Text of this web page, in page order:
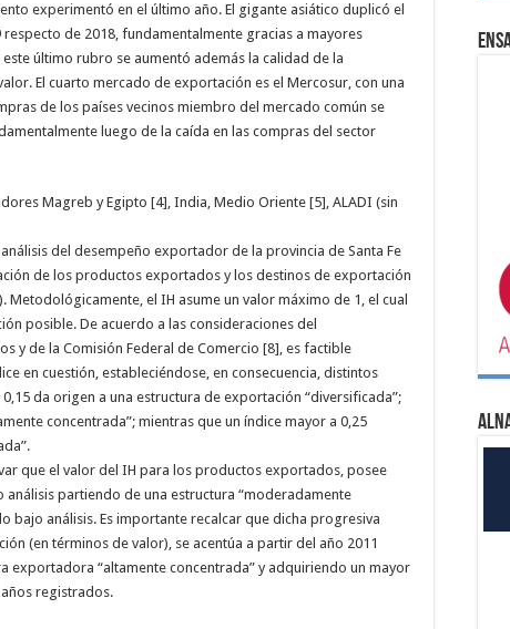
experimentó en el último año. El gigante asiático duplicó el
de 2018, fundamentalmente gracias a mayores
último rubro se aumentó además la calidad de la
El cuarto mercado de exportación es el Mercosur, con una
de los países vecinos miembro del mercado común se
luego de la caída en las compras del sector
Magreb y Egipto [4], India, Medio Oriente [5], ALADI (sin
del desempeño exportador de la provincia de Santa Fe
de los productos exportados y los destinos de exportación
el IH asume un valor máximo de 1, el cual
posible. De acuerdo a las consideraciones del
y de la Comisión Federal de Comercio [8], es factible
en cuestión, estableciéndose, en consecuencia, distintos
da origen a una estructura de exportación “diversificada”;
concentrada”; mientras que un índice mayor a 0,25
que el valor del IH para los productos exportados, posee
partiendo de una estructura “moderadamente
bajo análisis. Es importante recalcar que dicha progresiva
(en términos de valor), se acentúa a partir del año 2011
exportadora “altamente concentrada” y adquiriendo un mayor
registrados.